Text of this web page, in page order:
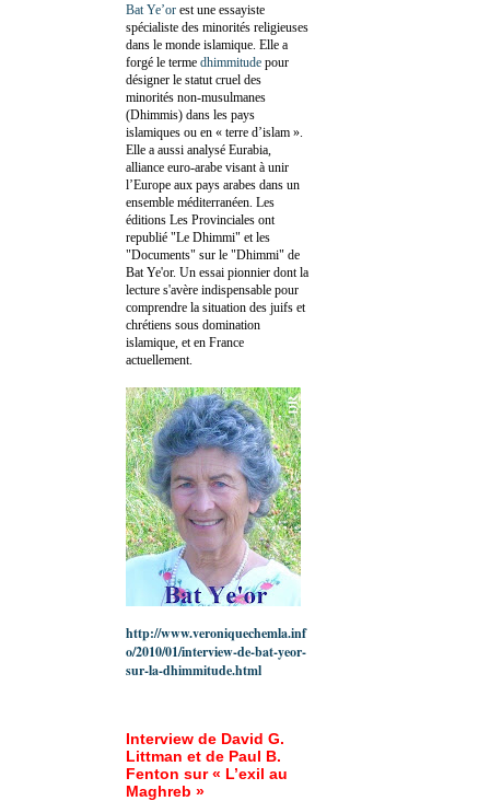
Bat Ye’or est une essayiste
spécialiste des minorités religieuses
dans le monde islamique. Elle a
forgé le terme dhimmitude pour
désigner le statut cruel des
minorités non-musulmanes
(Dhimmis) dans les pays
islamiques ou en « terre d’islam ».
Elle a aussi analysé Eurabia,
alliance euro-arabe visant à unir
l’Europe aux pays arabes dans un
ensemble méditerranéen. Les
éditions Les Provinciales ont
republié "Le Dhimmi" et les
"Documents" sur le "Dhimmi" de
Bat Ye'or. Un essai pionnier dont la
lecture s'avère indispensable pour
comprendre la situation des juifs et
chrétiens sous domination
islamique, et en France
actuellement.
http://www.veroniquechemla.inf
o/2010/01/interview-de-bat-yeor-
sur-la-dhimmitude.html
Interview de David G.
Littman et de Paul B.
Fenton sur « L’exil au
Maghreb »